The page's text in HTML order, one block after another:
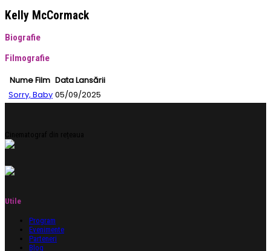
Kelly McCormack
Biografie
Filmografie
Nume Film Data Lansării
Sorry, Baby 05/09/2025
Cinematograf din rețeaua
Utile
Program
Evenimente
Parteneri
Blog